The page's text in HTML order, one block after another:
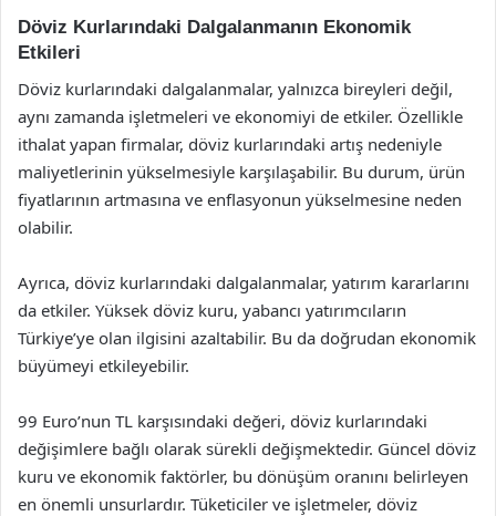
Döviz Kurlarındaki Dalgalanmanın Ekonomik
Etkileri
Döviz kurlarındaki dalgalanmalar, yalnızca bireyleri değil,
aynı zamanda işletmeleri ve ekonomiyi de etkiler. Özellikle
ithalat yapan firmalar, döviz kurlarındaki artış nedeniyle
maliyetlerinin yükselmesiyle karşılaşabilir. Bu durum, ürün
fiyatlarının artmasına ve enflasyonun yükselmesine neden
olabilir.
Ayrıca, döviz kurlarındaki dalgalanmalar, yatırım kararlarını
da etkiler. Yüksek döviz kuru, yabancı yatırımcıların
Türkiye’ye olan ilgisini azaltabilir. Bu da doğrudan ekonomik
büyümeyi etkileyebilir.
99 Euro’nun TL karşısındaki değeri, döviz kurlarındaki
değişimlere bağlı olarak sürekli değişmektedir. Güncel döviz
kuru ve ekonomik faktörler, bu dönüşüm oranını belirleyen
en önemli unsurlardır. Tüketiciler ve işletmeler, döviz